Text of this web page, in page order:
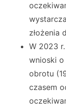
złożenia
W 2023
wnioski o
obrotu
czasem